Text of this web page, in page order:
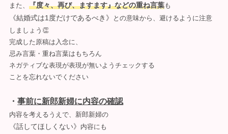
また、『度々、再び、ますます』などの重ね言葉も
《結婚式は1度だけであるべき》
との意味から、避けるように注意
しましょう👏
完成した原稿は入念に、
忌み言葉・重ね言葉はもちろん
ネガティブな表現が表現が無いようチェックする
ことを忘れないでください
・事前に新郎新婦に内容の確認
内容を考えるうえで、新郎新婦の
《話してほしくない》 内容にも